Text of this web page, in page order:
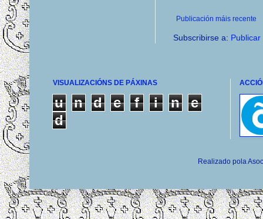
Publicación máis recente
Subscribirse a:
VISUALIZACIÓNS DE PÁXINAS
u n d e f i n
e
d
Realizado pola